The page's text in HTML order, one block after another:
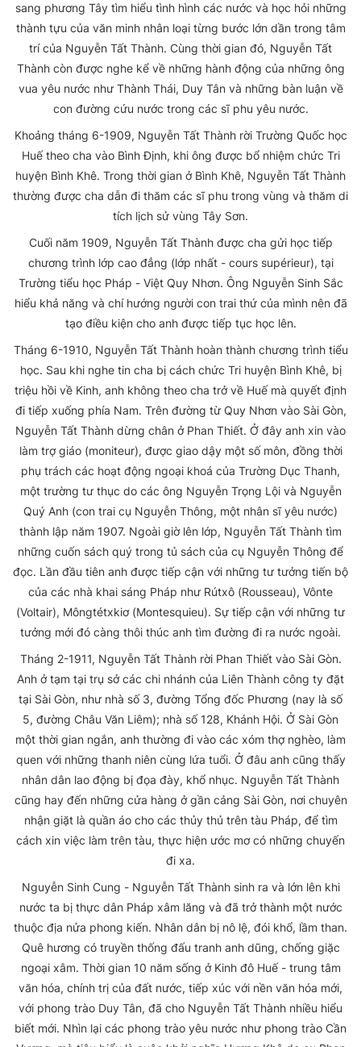
sang phương Tây tìm hiểu tình hình các nước và học hỏi những
thành tựu của văn minh nhân loại từng bước lớn dần trong tâm
trí của Nguyễn Tất Thành. Cùng thời gian đó, Nguyễn Tất
Thành còn được nghe kể về những hành động của những ông
vua yêu nước như Thành Thái, Duy Tân và những bàn luận về
con đường cứu nước trong các sĩ phu yêu nước.
Khoảng tháng 6-1909, Nguyễn Tất Thành rời Trường Quốc học
Huế theo cha vào Bình Định, khi ông được bổ nhiệm chức Tri
huyện Bình Khê. Trong thời gian ở Bình Khê, Nguyễn Tất Thành
thường được cha dẫn đi thăm các sĩ phu trong vùng và thăm di
tích lịch sử vùng Tây Sơn.
Cuối năm 1909, Nguyễn Tất Thành được cha gửi học tiếp
chương trình lớp cao đẳng (lớp nhất - cours supérieur), tại
Trường tiểu học Pháp - Việt Quy Nhơn. Ông Nguyễn Sinh Sắc
hiểu khả năng và chí hướng người con trai thứ của mình nên đã
tạo điều kiện cho anh được tiếp tục học lên.
Tháng 6-1910, Nguyễn Tất Thành hoàn thành chương trình tiểu
học. Sau khi nghe tin cha bị cách chức Tri huyện Bình Khê, bị
triệu hồi về Kinh, anh không theo cha trở về Huế mà quyết định
đi tiếp xuống phía Nam. Trên đường từ Quy Nhơn vào Sài Gòn,
Nguyễn Tất Thành dừng chân ở Phan Thiết. Ở đây anh xin vào
làm trợ giáo (moniteur), được giao dậy một số môn, đồng thời
phụ trách các hoạt động ngoại khoá của Trường Dục Thanh,
một trường tư thục do các ông Nguyễn Trọng Lội và Nguyễn
Quý Anh (con trai cụ Nguyễn Thông, một nhân sĩ yêu nước)
thành lập năm 1907. Ngoài giờ lên lớp, Nguyễn Tất Thành tìm
những cuốn sách quý trong tủ sách của cụ Nguyễn Thông để
đọc. Lần đầu tiên anh được tiếp cận với những tư tưởng tiến bộ
của các nhà khai sáng Pháp như Rútxô (Rousseau), Vônte
(Voltair), Môngtétxkiơ (Montesquieu). Sự tiếp cận với những tư
tưởng mới đó càng thôi thúc anh tìm đường đi ra nước ngoài.
Tháng 2-1911, Nguyễn Tất Thành rời Phan Thiết vào Sài Gòn.
Anh ở tạm tại trụ sở các chi nhánh của Liên Thành công ty đặt
tại Sài Gòn, như nhà số 3, đường Tổng đốc Phương (nay là số
5, đường Châu Văn Liêm); nhà số 128, Khánh Hội. Ở Sài Gòn
một thời gian ngắn, anh thường đi vào các xóm thợ nghèo, làm
quen với những thanh niên cùng lứa tuổi. Ở đâu anh cũng thấy
nhân dân lao động bị đọa đày, khổ nhục. Nguyễn Tất Thành
cũng hay đến những cửa hàng ở gần cảng Sài Gòn, nơi chuyên
nhận giặt là quần áo cho các thủy thủ trên tàu Pháp, để tìm
cách xin việc làm trên tàu, thực hiện ước mơ có những chuyến
đi xa.
Nguyễn Sinh Cung - Nguyễn Tất Thành sinh ra và lớn lên khi
nước ta bị thực dân Pháp xâm lăng và đã trở thành một nước
thuộc địa nửa phong kiến. Nhân dân bị nô lệ, đói khổ, lầm than.
Quê hương có truyền thống đấu tranh anh dũng, chống giặc
ngoại xâm. Thời gian 10 năm sống ở Kinh đô Huế - trung tâm
văn hóa, chính trị của đất nước, tiếp xúc với nền văn hóa mới,
với phong trào Duy Tân, đã cho Nguyễn Tất Thành nhiều hiểu
biết mới. Nhìn lại các phong trào yêu nước như phong trào Cần